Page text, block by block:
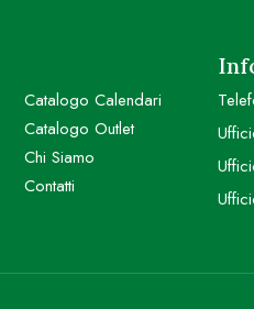
Catalogo Calendari
Catalogo Outlet
Chi Siamo
Contatti